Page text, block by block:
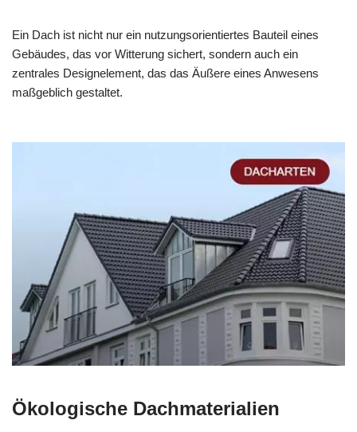
Ein Dach ist nicht nur ein nutzungsorientiertes Bauteil eines
Gebäudes, das vor Witterung sichert, sondern auch ein
zentrales Designelement, das das Äußere eines Anwesens
maßgeblich gestaltet.
Ökologische Dachmaterialien